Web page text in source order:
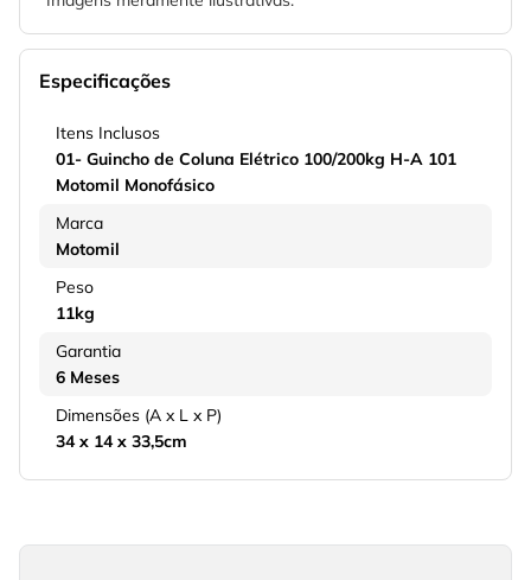
Especificações
Itens Inclusos
01- Guincho de Coluna Elétrico 100/200kg H-A 101
Motomil Monofásico
Marca
Motomil
Peso
11kg
Garantia
6 Meses
Dimensões (A x L x P)
34 x 14 x 33,5cm